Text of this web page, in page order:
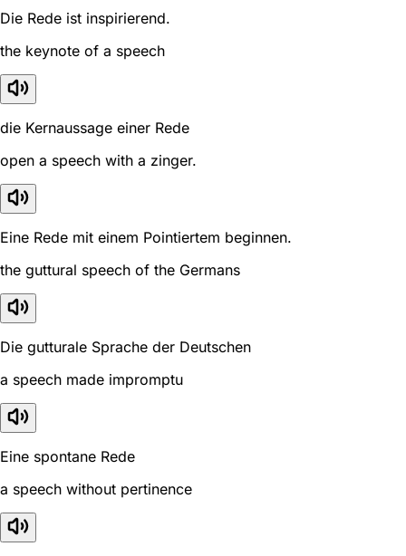
Die Rede ist inspirierend.
the keynote of a speech
die Kernaussage einer Rede
open a speech with a zinger.
Eine Rede mit einem Pointiertem beginnen.
the guttural speech of the Germans
Die gutturale Sprache der Deutschen
a speech made impromptu
Eine spontane Rede
a speech without pertinence